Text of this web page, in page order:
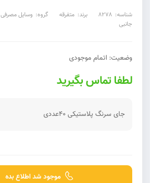
شناسه: 8278 برند: متفرقه گروه: وسایل مصرفی
جانبی
وضعیت: اتمام موجودی
لطفا تماس بگیرید
جای سرنگ پلاستیکی 40عددی
موجود شد اطلاع بده